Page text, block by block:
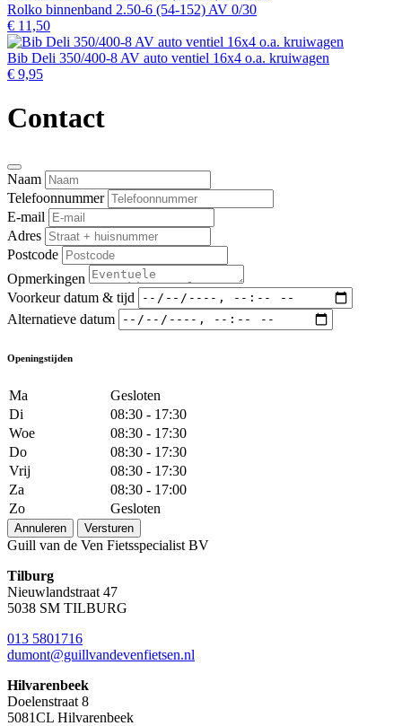
Rolko binnenband 2.50-6 (54-152) AV 0/30
€ 11,50
Bib Deli 350/400-8 AV auto ventiel 16x4 o.a. kruiwagen
€ 9,95
Contact
Naam
Telefoonnummer
E-mail
Adres
Postcode
Opmerkingen
Voorkeur datum & tijd
Alternatieve datum
Openingstijden
Ma
Gesloten
Di
08:30 - 17:30
Woe
08:30 - 17:30
Do
08:30 - 17:30
Vrij
08:30 - 17:30
Za
08:30 - 17:00
Zo
Gesloten
Annuleren Versturen
Guill van de Ven Fietsspecialist BV
Tilburg
Nieuwlandstraat 47
5038 SM TILBURG
013 5801716
dumont@guillvandevenfietsen.nl
Hilvarenbeek
Doelenstraat 8
5081CL Hilvarenbeek